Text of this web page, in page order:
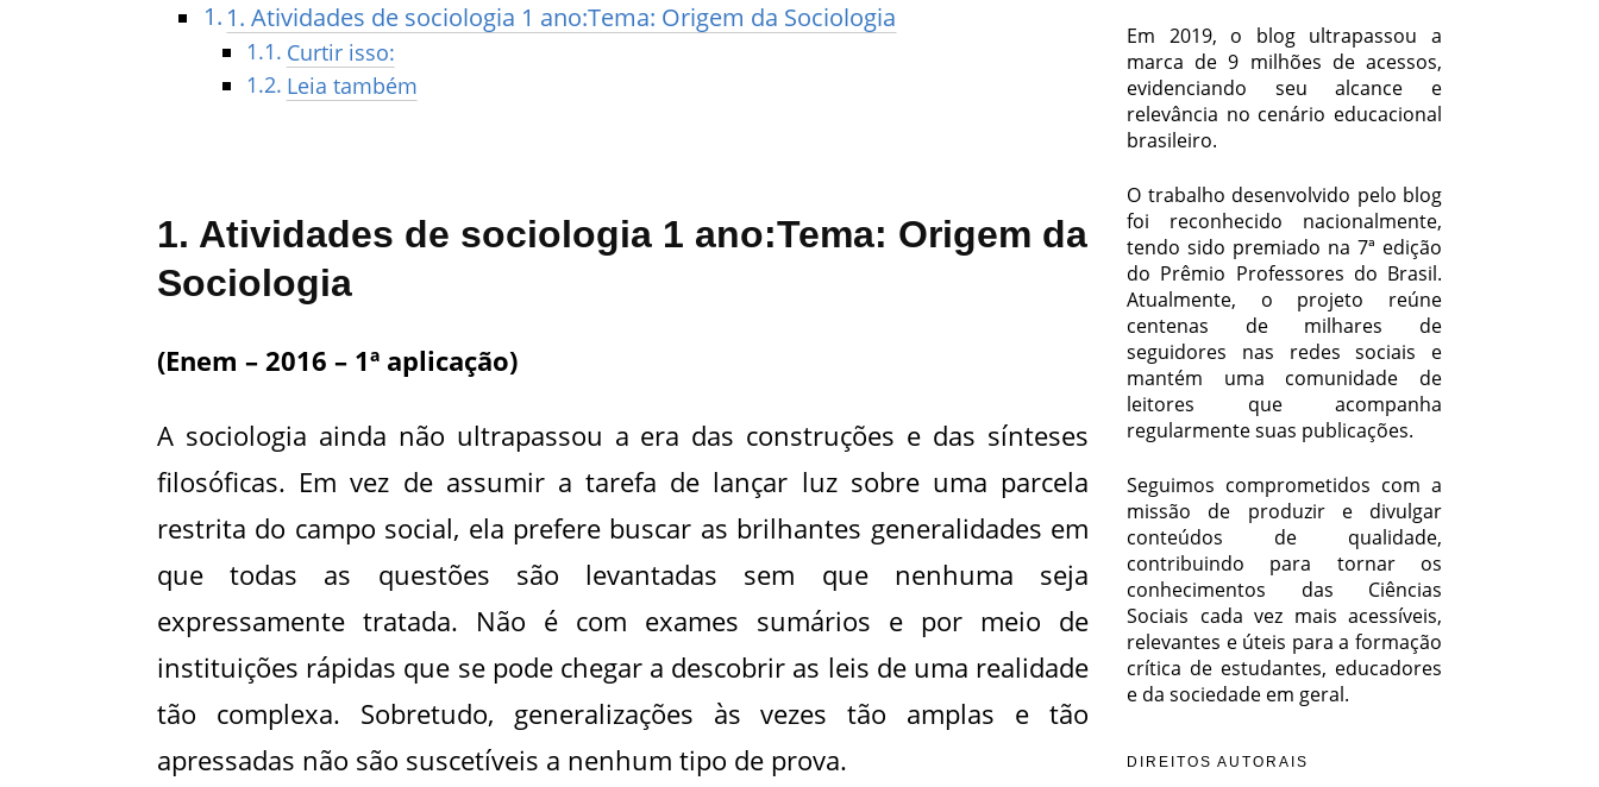
1. Atividades de sociologia 1 ano:Tema: Origem da Sociologia
Curtir isso:
Leia também
1. Atividades de sociologia 1 ano:Tema: Origem da
Sociologia
(Enem – 2016 – 1ª aplicação)
A sociologia ainda não ultrapassou a era das construções e das sínteses
filosóficas. Em vez de assumir a tarefa de lançar luz sobre uma parcela
restrita do campo social, ela prefere buscar as brilhantes generalidades em
que todas as questões são levantadas sem que nenhuma seja
expressamente tratada. Não é com exames sumários e por meio de
instituições rápidas que se pode chegar a descobrir as leis de uma realidade
tão complexa. Sobretudo, generalizações às vezes tão amplas e tão
apressadas não são suscetíveis a nenhum tipo de prova.
Em 2019, o blog ultrapassou a
marca de 9 milhões de acessos,
evidenciando seu alcance e
relevância no cenário educacional
brasileiro.
O trabalho desenvolvido pelo blog
foi reconhecido nacionalmente,
tendo sido premiado na 7ª edição
do Prêmio Professores do Brasil.
Atualmente, o projeto reúne
centenas de milhares de
seguidores nas redes sociais e
mantém uma comunidade de
leitores que acompanha
regularmente suas publicações.
Seguimos comprometidos com a
missão de produzir e divulgar
conteúdos de qualidade,
contribuindo para tornar os
conhecimentos das Ciências
Sociais cada vez mais acessíveis,
relevantes e úteis para a formação
crítica de estudantes, educadores
e da sociedade em geral.
DIREITOS AUTORAIS